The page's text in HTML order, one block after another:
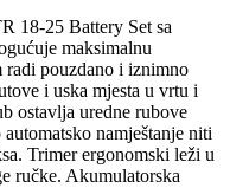
18-25 Battery Set sa
maksimalnu
radi pouzdano i iznimno
i uska mjesta u vrtu i
ostavlja uredne rubove
namještanje niti
Trimer ergonomski leži u
ručke. Akumulatorska